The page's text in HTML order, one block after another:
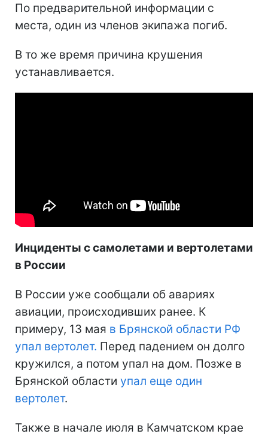
По предварительной информации с
места, один из членов экипажа погиб.
В то же время причина крушения
устанавливается.
Инциденты с самолетами и вертолетами
в России
В России уже сообщали об авариях
авиации, происходивших ранее. К
примеру, 13 мая в Брянской области РФ
упал вертолет. Перед падением он долго
кружился, а потом упал на дом. Позже в
Брянской области упал еще один
вертолет.
Также в начале июля в Камчатском крае